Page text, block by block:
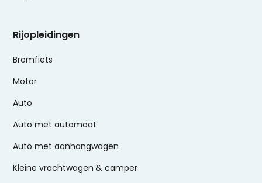
Rijopleidingen
Bromfiets
Motor
Auto
Auto met automaat
Auto met aanhangwagen
Kleine vrachtwagen & camper